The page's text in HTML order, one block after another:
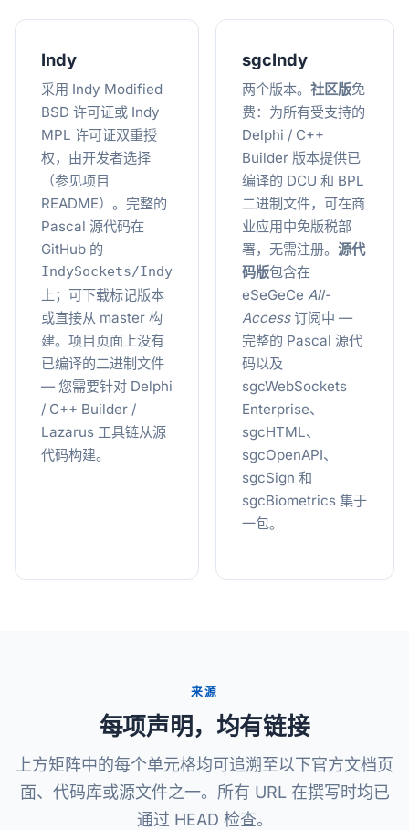
Indy
采用 Indy Modified
BSD 许可证或 Indy
MPL 许可证双重授
权，由开发者选择
（参见项目
README）。完整的
Pascal 源代码在
GitHub 的
IndySockets/Indy
上；可下载标记版本
或直接从 master 构
建。项目页面上没有
已编译的二进制文件
— 您需要针对 Delphi
/ C++ Builder /
Lazarus 工具链从源
代码构建。
sgcIndy
两个版本。 社区版免
费：为所有受支持的
Delphi / C++
Builder 版本提供已
编译的 DCU 和 BPL
二进制文件，可在商
业应用中免版税部
署，无需注册。 源代
码版包含在
eSeGeCe All-
Access订阅中 —
完整的 Pascal 源代
码以及
sgcWebSockets
Enterprise、
sgcHTML、
sgcOpenAPI、
sgcSign 和
sgcBiometrics 集于
一包。
来源
每项声明，均有链接
上方矩阵中的每个单元格均可追溯至以下官方文档页
面、代码库或源文件之一。所有 URL 在撰写时均已
通过 HEAD 检查。